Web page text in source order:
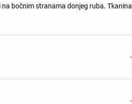
bočnim stranama donjeg ruba. Tkanina